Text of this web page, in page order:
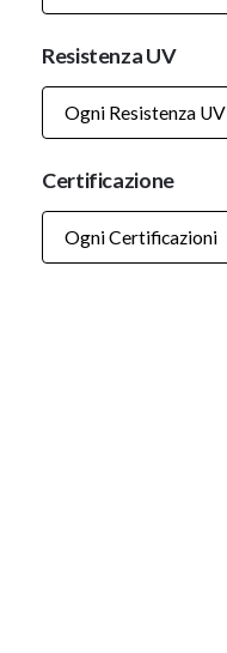
Resistenza UV
Ogni Resistenza UV
Certificazione
Ogni Certificazioni